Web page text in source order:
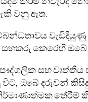
වනු ඇත.
කෙරෙහි ඔබේ
සහ වෘත්තීය
ඔබේ දරුවන්
තේරීම්